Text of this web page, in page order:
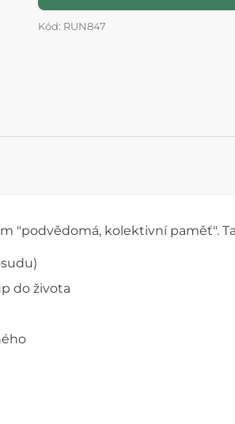
Kód: RUN847
"podvědomá, kolektivní paměť".
do života